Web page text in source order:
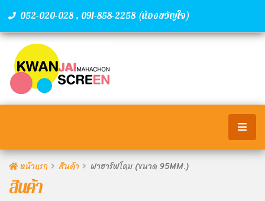
052-020-028 , 091-858-2258 (น้องขวัญใจ)
หน้าแรก สินค้า ฝาฮาร์ฟโดม (ขนาด 95MM.)
สินค้า